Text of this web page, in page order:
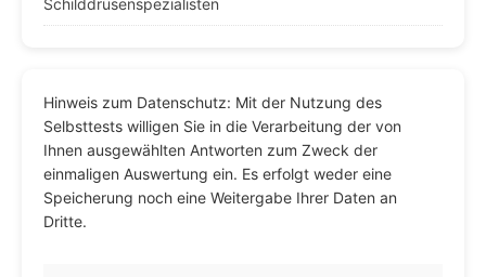
Schilddrüsenspezialisten
Hinweis zum Datenschutz: Mit der Nutzung des
Selbsttests willigen Sie in die Verarbeitung der von
Ihnen ausgewählten Antworten zum Zweck der
einmaligen Auswertung ein. Es erfolgt weder eine
Speicherung noch eine Weitergabe Ihrer Daten an
Dritte.